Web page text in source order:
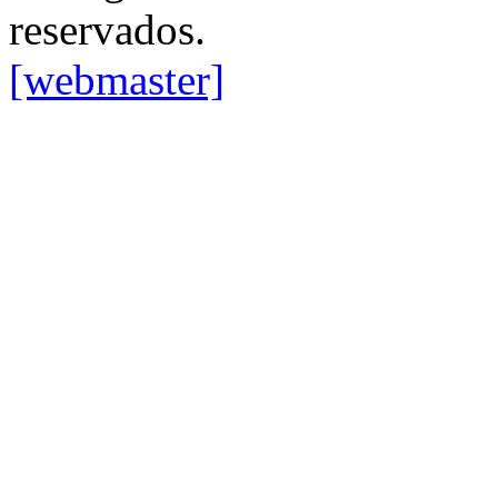
reservados.
[webmaster]